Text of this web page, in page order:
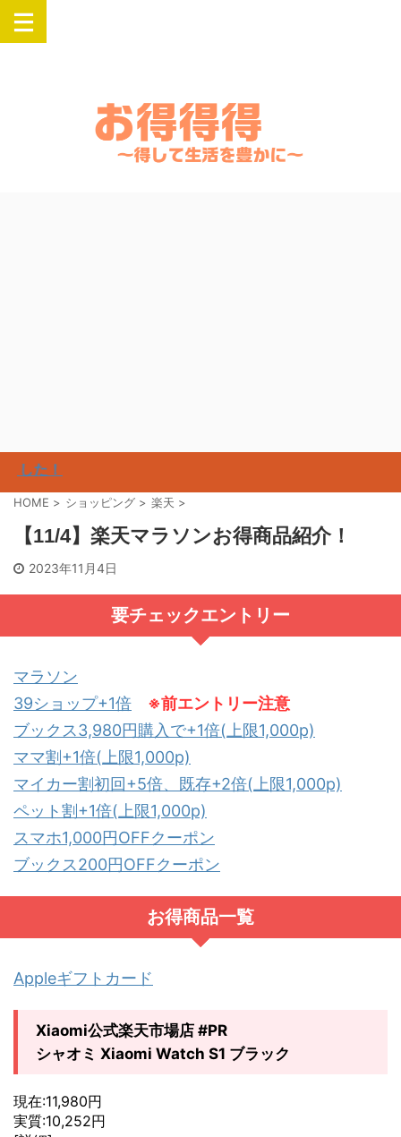
！
HOME > ショッピング > 楽天 >
【11/4】楽天マラソンお得商品紹介！
2023年11月4日
要チェックエントリー
マラソン
39ショップ+1倍
※前エントリー注意
ブックス3,980円購入で+1倍(上限1,000p)
ママ割+1倍(上限1,000p)
マイカー割初回+5倍、既存+2倍(上限1,000p)
ペット割+1倍(上限1,000p)
スマホ1,000円OFFクーポン
ブックス200円OFFクーポン
お得商品一覧
Appleギフトカード
Xiaomi公式楽天市場店 #PR
シャオミ Xiaomi Watch S1 ブラック
現在:11,980円
実質:10,252円